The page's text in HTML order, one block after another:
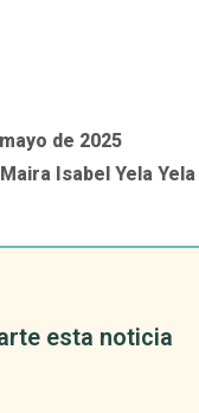
de 2025
Isabel Yela Yela
esta noticia